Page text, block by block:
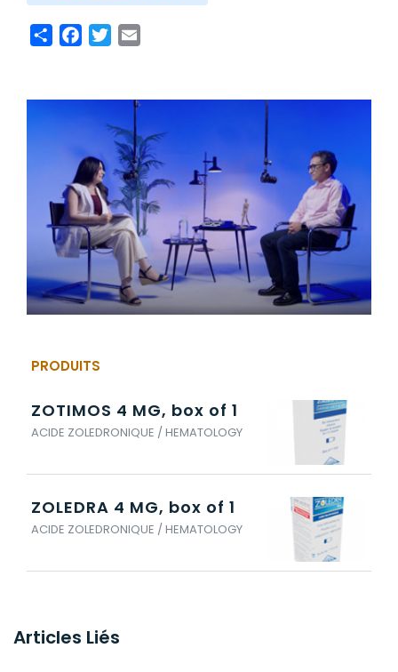
ShareFacebook
Twitter
PRODUITS
ZOTIMOS 4 MG, box of 1
ACIDE ZOLEDRONIQUE / HEMATOLOGY
ZOLEDRA 4 MG, box of 1
ACIDE ZOLEDRONIQUE / HEMATOLOGY
Articles Liés